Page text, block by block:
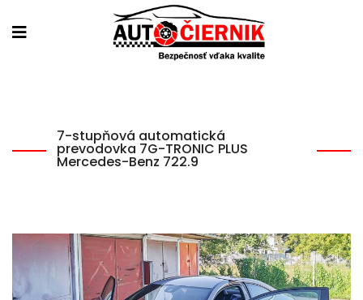
7-stupňová automatická
prevodovka 7G-TRONIC PLUS
Mercedes-Benz 722.9